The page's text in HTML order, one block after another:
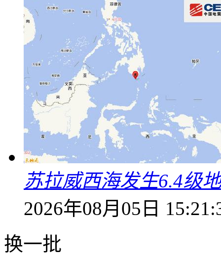
苏拉威西海发生6.4级
2026年08月05日
换一批